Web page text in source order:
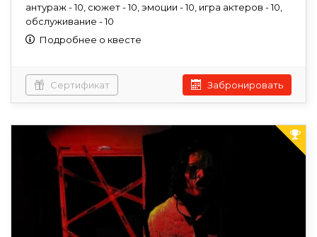
антураж - 10, сюжет - 10, эмоции - 10, игра актеров - 10,
обслуживание - 10
Подробнее о квесте
Сертификат Забронировать